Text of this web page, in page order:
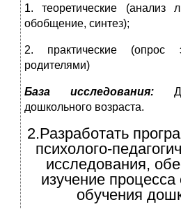
1. теоретические (анализ
обобщение, синтез);
2. практические (опрос
родителями)
База исследования:
дошкольного возраста.
2.Разработать
психолого-
исследования,
изучение
обучения